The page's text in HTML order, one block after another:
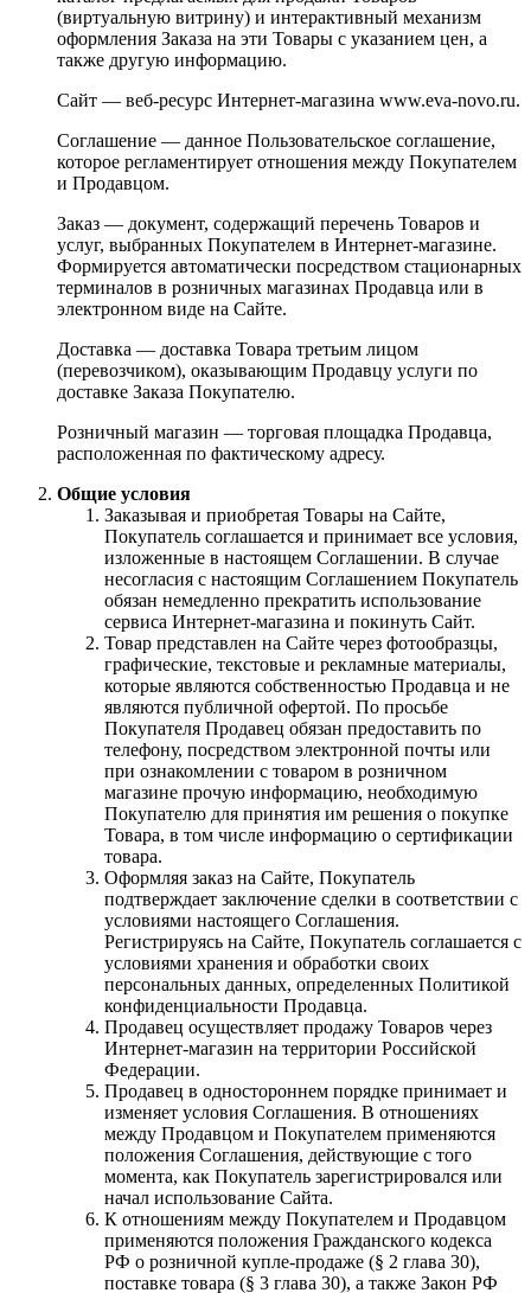
(виртуальную витрину) и интерактивный механизм
оформления Заказа на эти Товары с указанием цен, а
также другую информацию.
Сайт — веб-ресурс Интернет-магазина www.eva-novo.ru.
Соглашение — данное Пользовательское соглашение,
которое регламентирует отношения между Покупателем
и Продавцом.
Заказ — документ, содержащий перечень Товаров и
услуг, выбранных Покупателем в Интернет-магазине.
Формируется автоматически посредством стационарных
терминалов в розничных магазинах Продавца или в
электронном виде на Сайте.
Доставка — доставка Товара третьим лицом
(перевозчиком), оказывающим Продавцу услуги по
доставке Заказа Покупателю.
Розничный магазин — торговая площадка Продавца,
расположенная по фактическому адресу.
Общие условия
Заказывая и приобретая Товары на Сайте,
Покупатель соглашается и принимает все условия,
изложенные в настоящем Соглашении. В случае
несогласия с настоящим Соглашением Покупатель
обязан немедленно прекратить использование
сервиса Интернет-магазина и покинуть Сайт.
Товар представлен на Сайте через фотообразцы,
графические, текстовые и рекламные материалы,
которые являются собственностью Продавца и не
являются публичной офертой. По просьбе
Покупателя Продавец обязан предоставить по
телефону, посредством электронной почты или
при ознакомлении с товаром в розничном
магазине прочую информацию, необходимую
Покупателю для принятия им решения о покупке
Товара, в том числе информацию о сертификации
товара.
Оформляя заказ на Сайте, Покупатель
подтверждает заключение сделки в соответствии с
условиями настоящего Соглашения.
Регистрируясь на Сайте, Покупатель соглашается с
условиями хранения и обработки своих
персональных данных, определенных Политикой
конфиденциальности Продавца.
Продавец осуществляет продажу Товаров через
Интернет-магазин на территории Российской
Федерации.
Продавец в одностороннем порядке принимает и
изменяет условия Соглашения. В отношениях
между Продавцом и Покупателем применяются
положения Соглашения, действующие с того
момента, как Покупатель зарегистрировался или
начал использование Сайта.
К отношениям между Покупателем и Продавцом
применяются положения Гражданского кодекса
РФ о розничной купле-продаже (§ 2 глава 30),
поставке товара (§ 3 глава 30), а также Закон РФ